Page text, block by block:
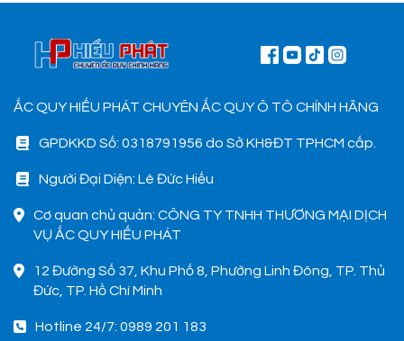
ẮC QUY HIẾU PHÁT CHUYÊN ẮC QUY Ô TÔ CHÍNH HÃNG
GPDKKD Số: 0318791956 do Sở KH&ĐT TPHCM cấp.
Người Đại Diện: Lê Đức Hiếu
Cơ quan chủ quản: CÔNG TY TNHH THƯƠNG MẠI DỊCH
VỤ ẮC QUY HIẾU PHÁT
12 Đường Số 37, Khu Phố 8, Phường Linh Đông, TP. Thủ
Đức, TP. Hồ Chí Minh
Hotline 24/7: 0989 201 183